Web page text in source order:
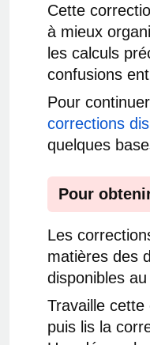
Cette
à mieux
les calculs
confusions
Pour
corrections
quelques
Pour
Les
matières des
disponibles au
Travaille cette
puis lis la